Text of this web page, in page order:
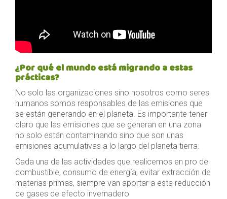
¿Por qué el mundo está migrando a estas
prácticas?
No solo las organizaciones sino nosotros como seres
humanos somos responsables de las emisiones que
se están generando en el planeta. Es importante tener
claro que las emisiones que se generan en una zona
no solo están contaminando sino que son unas
emisiones acumulativas a lo largo del planeta tierra.
Cada una de las actividades que realicemos en pro de
combustible, consumo de energía, evitar extracción de
materias primas, siempre van aportar a esta reducción
de gases de efecto invernadero